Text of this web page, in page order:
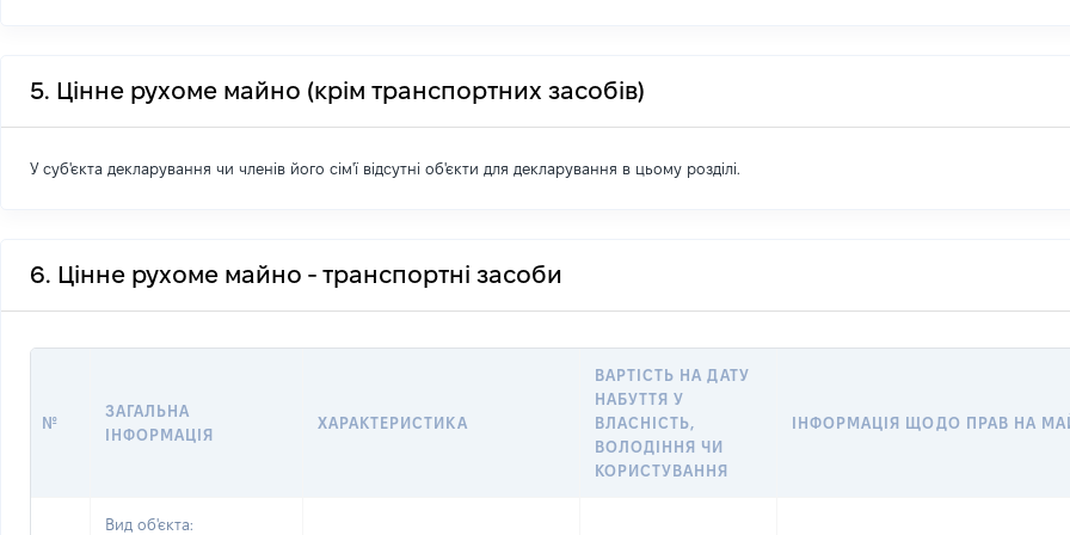
5. Цінне рухоме майно (крім транспортних засобів)
У суб'єкта декларування чи членів його сім'ї відсутні об'єкти для декларування в цьому розділі.
6. Цінне рухоме майно - транспортні засоби
№
ЗАГАЛЬНА
ІНФОРМАЦІЯ
ХАРАКТЕРИСТИКА
ВАРТІСТЬ НА ДАТУ
НАБУТТЯ У
ВЛАСНІСТЬ,
ВОЛОДІННЯ ЧИ
КОРИСТУВАННЯ
ІНФОРМАЦІЯ ЩОДО ПРАВ НА
Вид об'єкта: